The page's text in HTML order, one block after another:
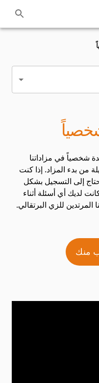
شخصياً في مزاداتنا
من بدء المزاد. إذا كنت
إلى التسجيل بشكل
لديك أي أسئلة أثناء
للزي البرتقالي.
منك